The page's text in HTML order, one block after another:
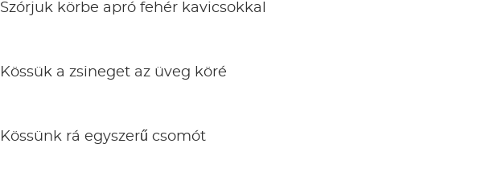
Szórjuk körbe apró fehér kavicsokkal
Kössük a zsineget az üveg köré
Kössünk rá egyszerű csomót